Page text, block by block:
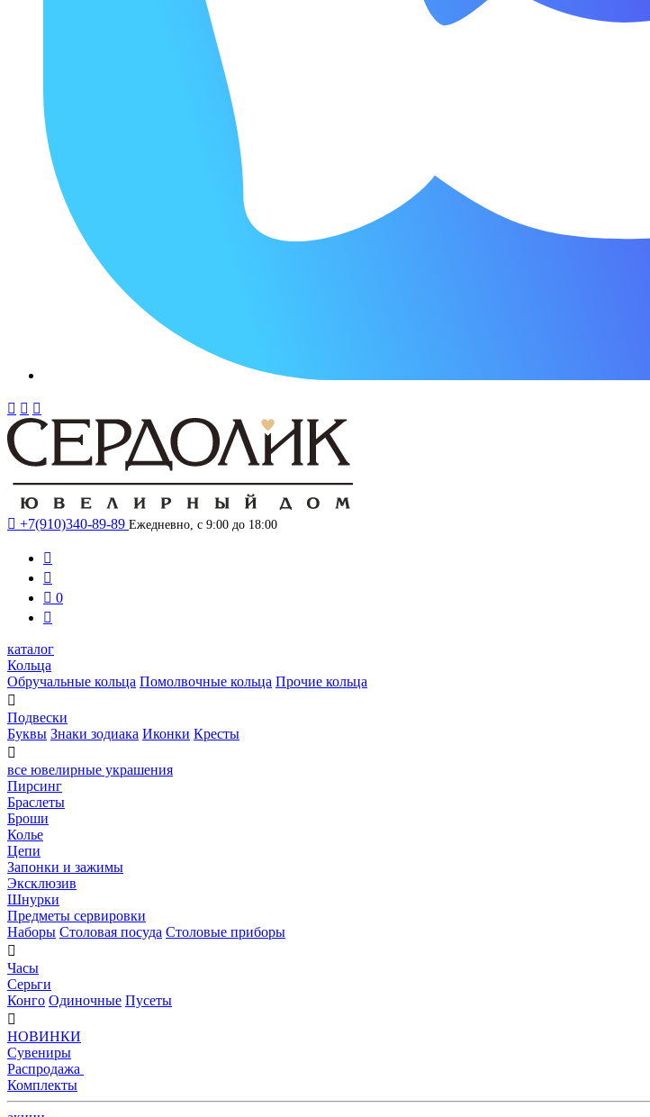
  
 +7(910)340-89-89 Ежедневно, с 9:00 до 18:00


 0

каталог
Кольца
Обручальные кольца Помолвочные кольца Прочие кольца

Подвески
Буквы Знаки зодиака Иконки Кресты

все ювелирные украшения
Пирсинг
Браслеты
Броши
Колье
Цепи
Запонки и зажимы
Эксклюзив
Шнурки
Предметы сервировки
Наборы Столовая посуда Столовые приборы

Часы
Серьги
Конго Одиночные Пусеты

НОВИНКИ
Сувениры
Распродажа
Комплекты